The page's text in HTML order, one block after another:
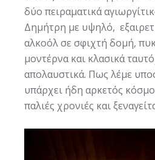
δύο πειραματικά
Δημήτρη με υψηλό,
αλκοόλ σε σφιχτή δομή,
μοντέρνα και κλασικά
απολαυστικά. Πως λέμε
υπάρχει ήδη αρκετός
παλιές χρονιές και